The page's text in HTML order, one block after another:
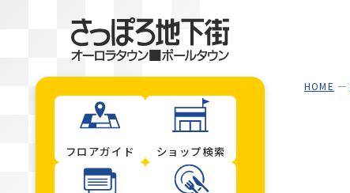
フロアガイド ショップ検索
HOME